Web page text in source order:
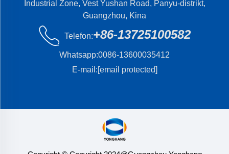
Industrial Zone, Vest Yushan Road, Panyu-distrikt,
Guangzhou, Kina
Telefon:+86-13725100582
Whatsapp:0086-13600035412
E-mail:[email protected]